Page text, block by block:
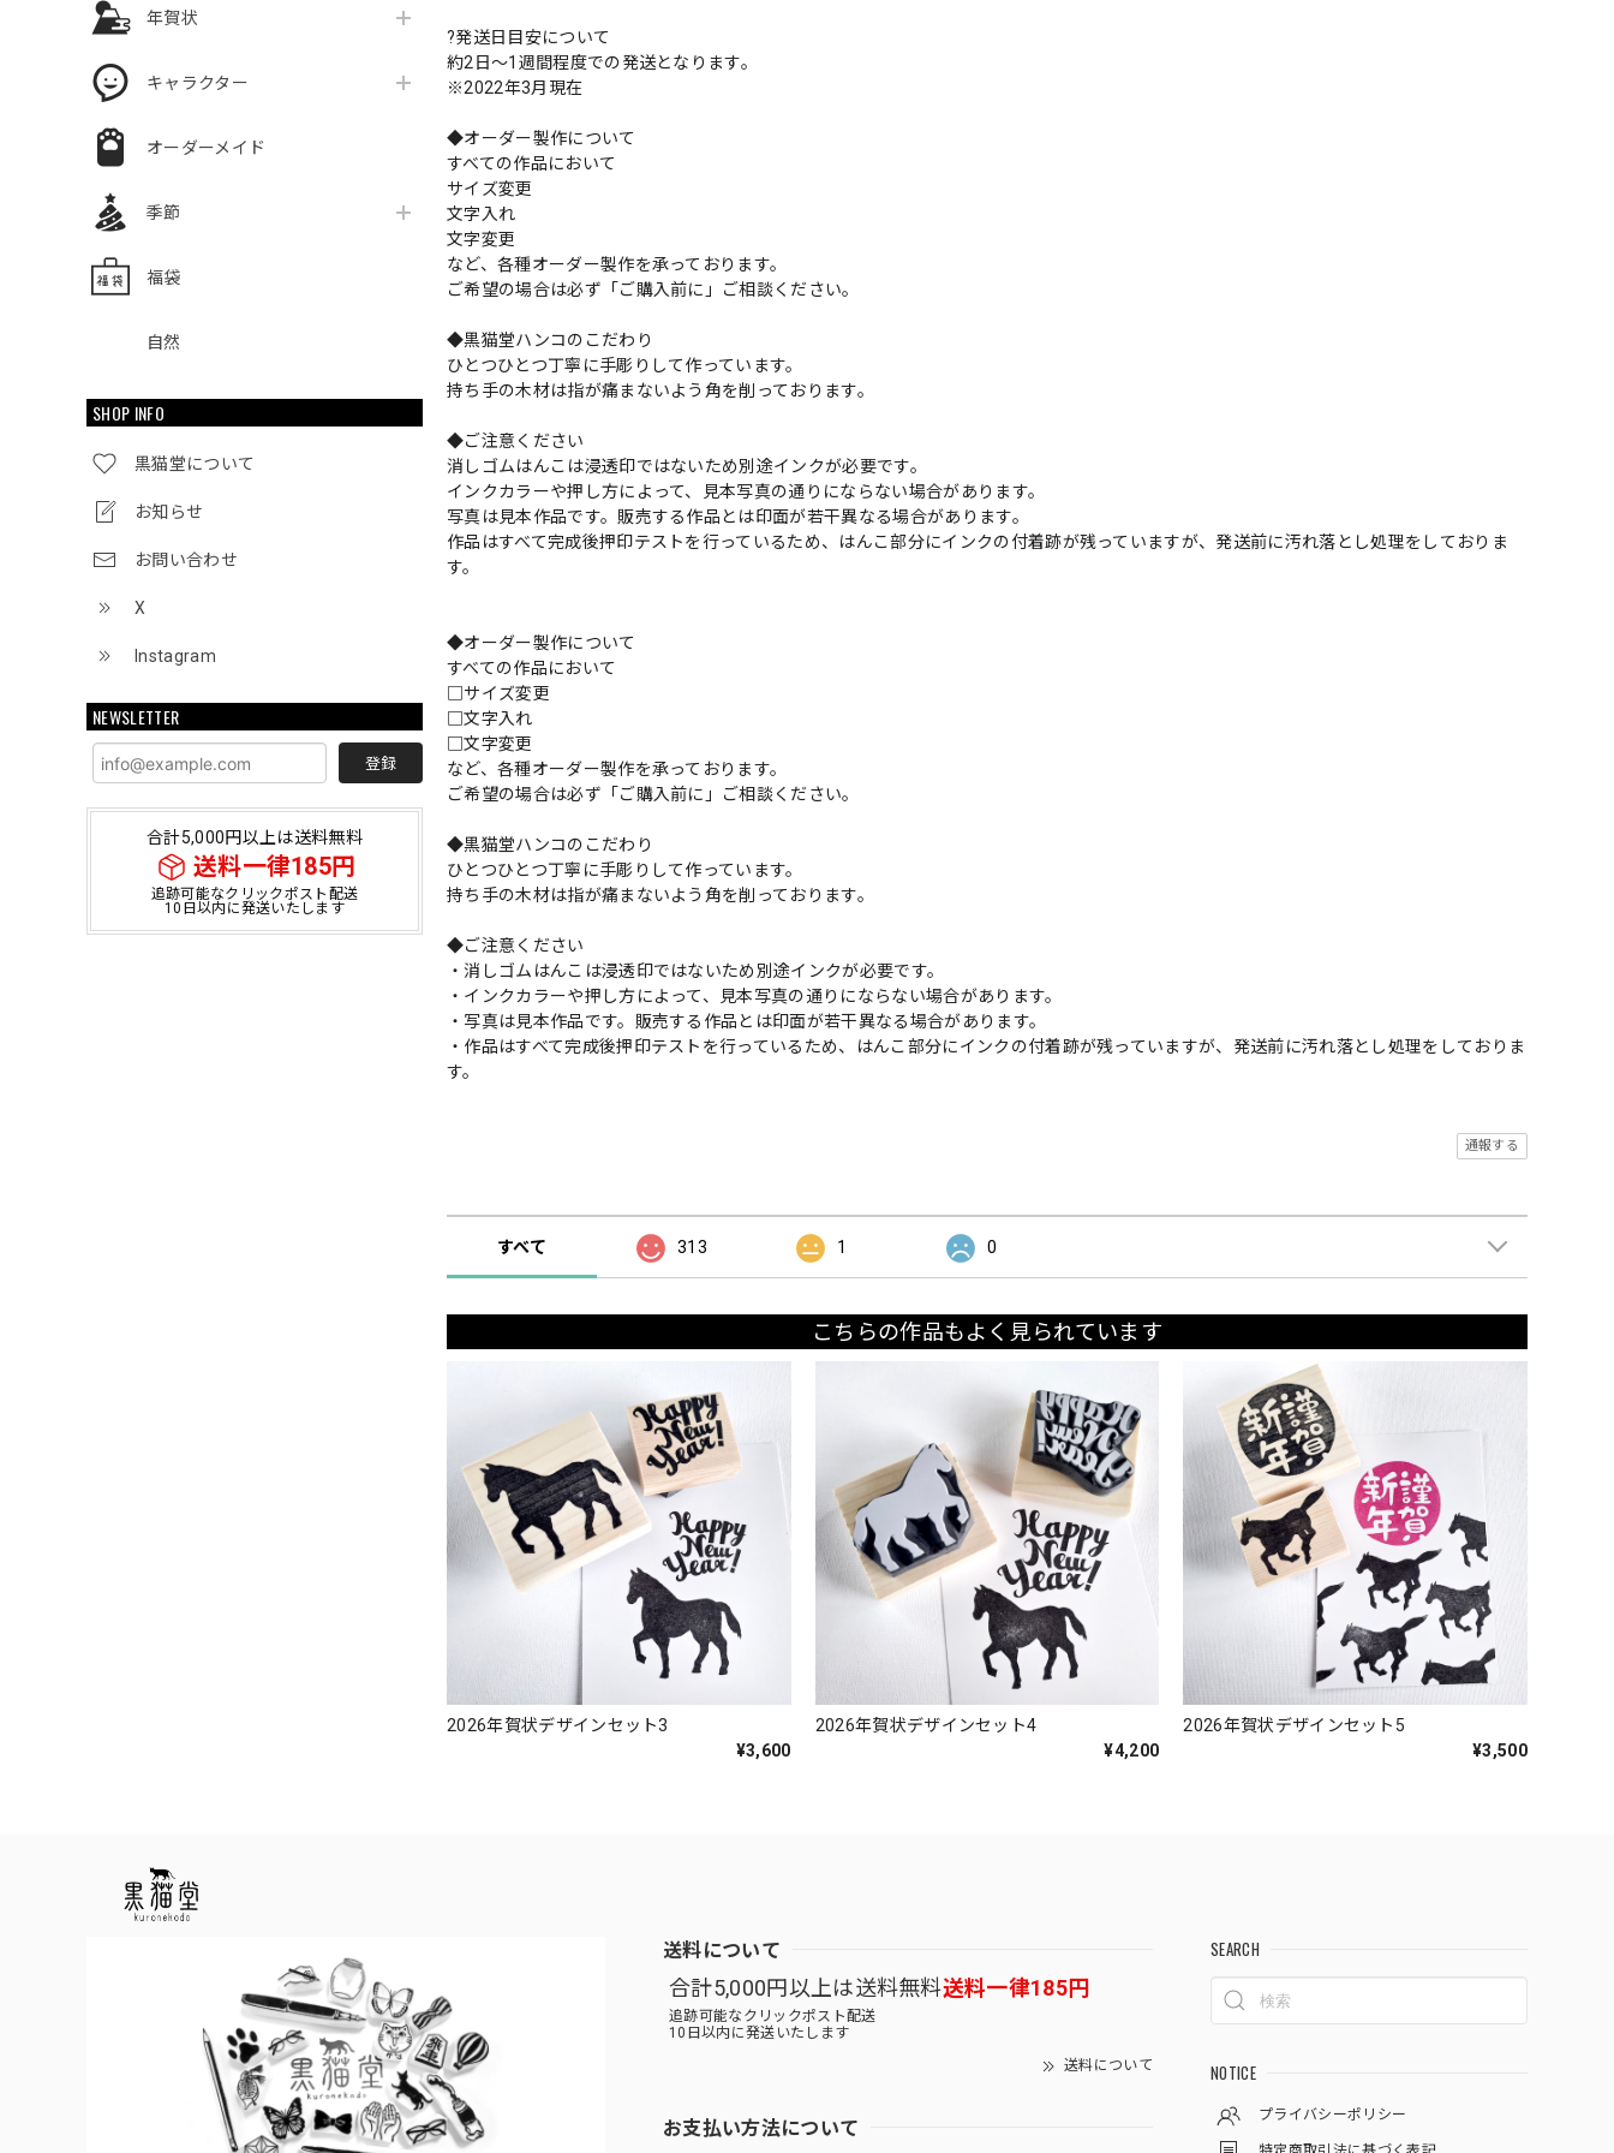
年賀状
キャラクター
オーダーメイド
季節
福袋
自然
SHOP INFO
黒猫堂について
お知らせ
お問い合わせ
X
Instagram
NEWSLETTER
登録
合計5,000円以上は送料無料
送料一律185円
追跡可能なクリックポスト配送
10日以内に発送いたします
?発送日目安について
約2日〜1週間程度での発送となります。
※2022年3月現在
◆オーダー製作について
すべての作品において
サイズ変更
文字入れ
文字変更
など、各種オーダー製作を承っております。
ご希望の場合は必ず「ご購入前に」ご相談ください。
◆黒猫堂ハンコのこだわり
ひとつひとつ丁寧に手彫りして作っています。
持ち手の木材は指が痛まないよう角を削っております。
◆ご注意ください
消しゴムはんこは浸透印ではないため別途インクが必要です。
インクカラーや押し方によって、見本写真の通りにならない場合があります。
写真は見本作品です。販売する作品とは印面が若干異なる場合があります。
作品はすべて完成後押印テストを行っているため、はんこ部分にインクの付着跡が残っていますが、発送前に汚れ落とし処理をしておりま
す。
◆オーダー製作について
すべての作品において
□サイズ変更
□文字入れ
□文字変更
など、各種オーダー製作を承っております。
ご希望の場合は必ず「ご購入前に」ご相談ください。
◆黒猫堂ハンコのこだわり
ひとつひとつ丁寧に手彫りして作っています。
持ち手の木材は指が痛まないよう角を削っております。
◆ご注意ください
・消しゴムはんこは浸透印ではないため別途インクが必要です。
・インクカラーや押し方によって、見本写真の通りにならない場合があります。
・写真は見本作品です。販売する作品とは印面が若干異なる場合があります。
・作品はすべて完成後押印テストを行っているため、はんこ部分にインクの付着跡が残っていますが、発送前に汚れ落とし処理をしておりま
す。
通報する
すべて 313 1 0
こちらの作品もよく見られています
2026年賀状デザインセット3
¥3,600
2026年賀状デザインセット4
¥4,200
2026年賀状デザインセット5
¥3,500
送料について
合計5,000円以上は送料無料送料一律185円
追跡可能なクリックポスト配送
10日以内に発送いたします
送料について
お支払い方法について
SEARCH
NOTICE
プライバシーポリシー